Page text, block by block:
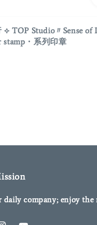
⟡ TOP Studio〃Sense of
・系列印章
daily company; enjoy the